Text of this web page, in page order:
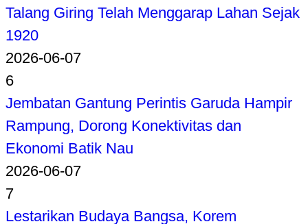
Talang Giring Telah Menggarap Lahan Sejak
1920
2026-06-07
6
Jembatan Gantung Perintis Garuda Hampir
Rampung, Dorong Konektivitas dan
Ekonomi Batik Nau
2026-06-07
7
Lestarikan Budaya Bangsa, Korem